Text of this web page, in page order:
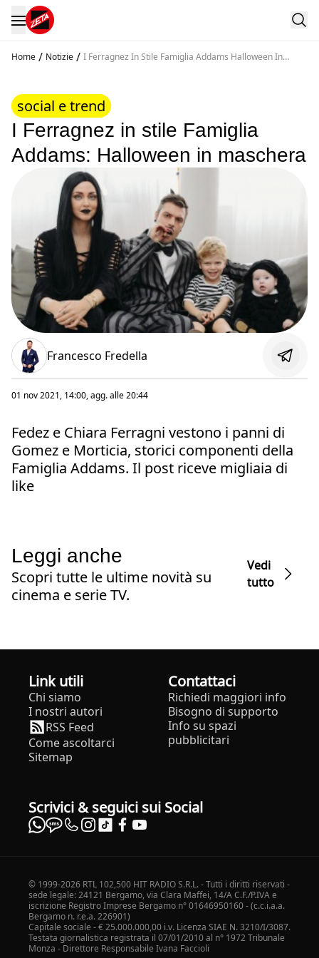
Home / Notizie / I Ferragnez In Stile Famiglia Addams Halloween In
social e trend
I Ferragnez in stile Famiglia
Addams: Halloween in maschera
Francesco Fredella
01 nov 2021, 14:00, agg. alle20:44
Fedez e Chiara Ferragni vestono i panni di
Gomez e Morticia, storici componenti della
Famiglia Addams. Il post riceve migliaia di
like
Leggi anche
Scopri tutte le ultime novità su
cinema e serie TV.
Vedi
tutto
Link utili
Chi siamo
I nostri autori
RSS Feed
Come ascoltarci
Sitemap
Contattaci
Richiedi maggiori info
Bisogno di supporto
Info su spazi
pubblicitari
Scrivici & seguici sui Social
© 1999-2026 RTL 102,500 HIT RADIO S.R.L. - Tutti i diritti riservati -
sede legale: 24121 Bergamo, via Clara Maffei, 14/A C.F./P.IVA e
iscrizione Registro Imprese Bergamo n° 01646950160 - (c.c.i.a.a.
Bergamo n. r.e.a. 226901)
Capitale sociale - € 25.000.000,00 i.v. Licenza SIAE N. 3210/I/3087.
Testata giornalistica registrata il 07/01/2010 al n° 1972 Tribunale
Monza - Direttore Responsabile Ivana Faccioli